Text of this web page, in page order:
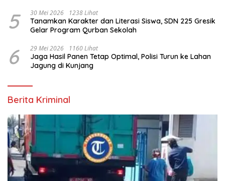
5 30 Mei 2026 1238 Lihat
Tanamkan Karakter dan Literasi Siswa, SDN 225 Gresik
Gelar Program Qurban Sekolah
6 29 Mei 2026 1160 Lihat
Jaga Hasil Panen Tetap Optimal, Polisi Turun ke Lahan
Jagung di Kunjang
Berita Kriminal